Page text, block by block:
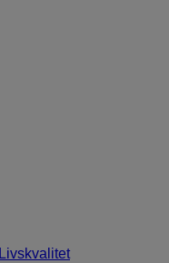
Livskvalitet